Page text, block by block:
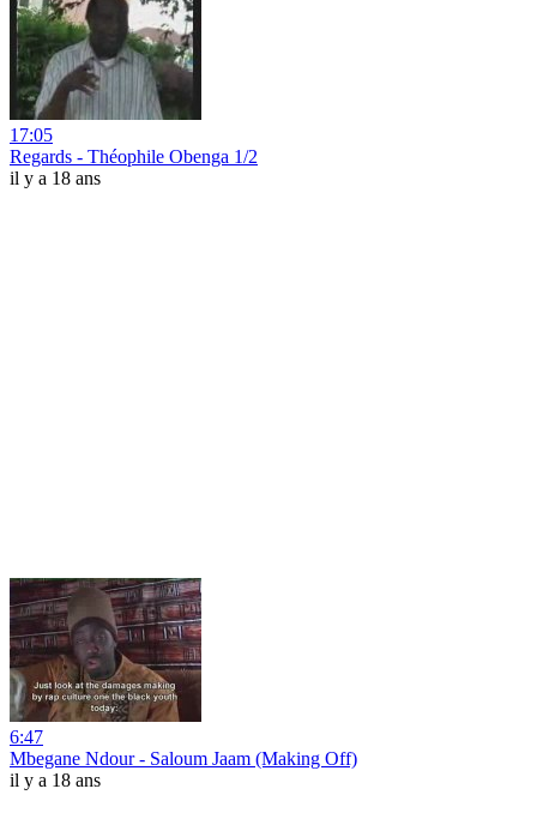
17:05
Regards - Théophile Obenga 1/2
il y a 18 ans
6:47
Mbegane Ndour - Saloum Jaam (Making Off)
il y a 18 ans